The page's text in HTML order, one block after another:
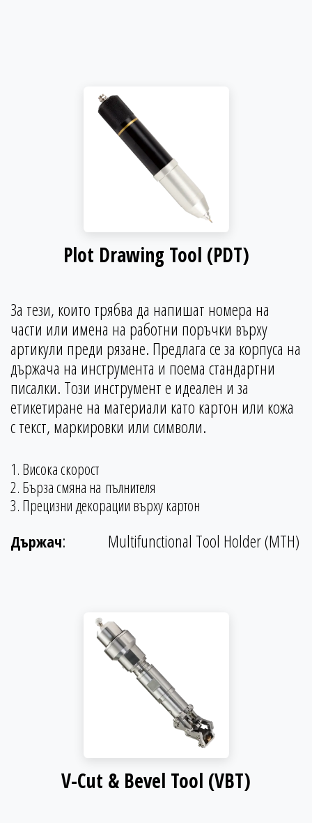
Plot Drawing Tool (PDT)
За тези, които трябва да напишат номера на
части или имена на работни поръчки върху
артикули преди рязане. Предлага се за корпуса на
държача на инструмента и поема стандартни
писалки. Този инструмент е идеален и за
етикетиране на материали като картон или кожа
с текст, маркировки или символи.
1. Висока скорост
2. Бърза смяна на пълнителя
3. Прецизни декорации върху картон
Държач: Multifunctional Tool Holder (MTH)
V-Cut & Bevel Tool (VBT)